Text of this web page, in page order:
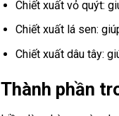
Chiết xuất vỏ quýt:
Chiết xuất lá sen:
Chiết xuất dâu tây:
Thành phần